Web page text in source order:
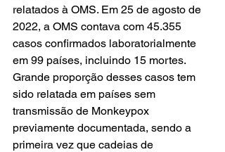
relatados à OMS. Em 25 de agosto de
2022, a OMS contava com 45.355
casos confirmados laboratorialmente
em 99 países, incluindo 15 mortes.
Grande proporção desses casos tem
sido relatada em países sem
transmissão de Monkeypox
previamente documentada, sendo a
primeira vez que cadeias de